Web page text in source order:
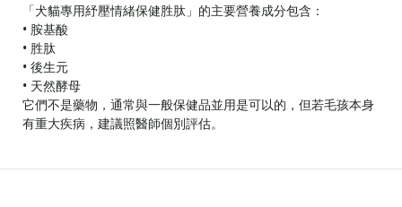
「犬貓專用紓壓情緒保健胜肽」的主要營養成分包含：
• 胺基酸
• 胜肽
• 後生元
• 天然酵母
它們不是藥物，通常與一般保健品並用是可以的，但若毛孩本身
有重大疾病，建議照醫師個別評估。